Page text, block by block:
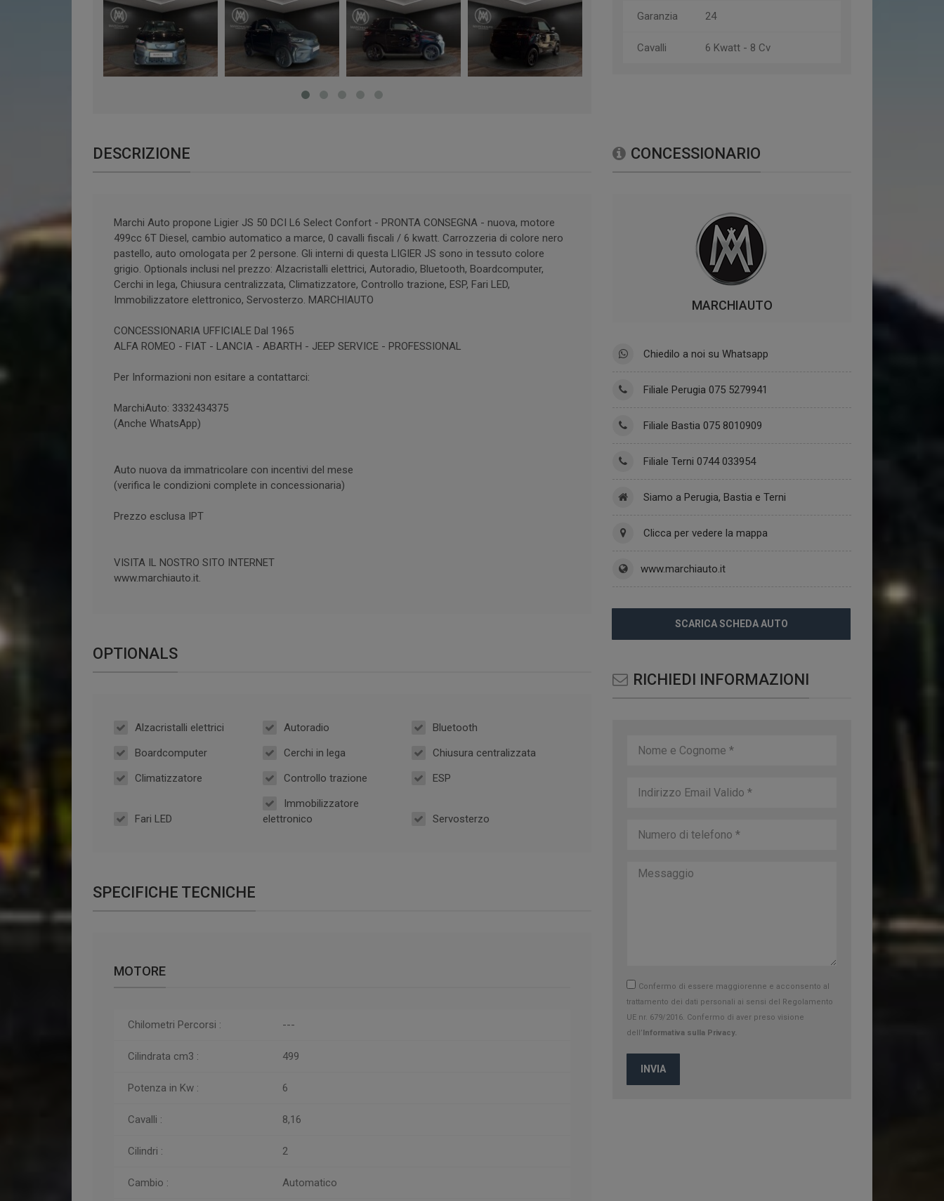
Garanzia 24
Cavalli 6 Kwatt - 8 Cv
DESCRIZIONE
Marchi Auto propone Ligier JS 50 DCI L6 Select Confort - PRONTA CONSEGNA - nuova, motore
499cc 6T Diesel, cambio automatico a marce, 0 cavalli fiscali / 6 kwatt. Carrozzeria di colore nero
pastello, auto omologata per 2 persone. Gli interni di questa LIGIER JS sono in tessuto colore
grigio. Optionals inclusi nel prezzo: Alzacristalli elettrici, Autoradio, Bluetooth, Boardcomputer,
Cerchi in lega, Chiusura centralizzata, Climatizzatore, Controllo trazione, ESP, Fari LED,
Immobilizzatore elettronico, Servosterzo. MARCHIAUTO
CONCESSIONARIA UFFICIALE Dal 1965
ALFA ROMEO - FIAT - LANCIA - ABARTH - JEEP SERVICE - PROFESSIONAL
Per Informazioni non esitare a contattarci:
MarchiAuto: 3332434375
(Anche WhatsApp)
Auto nuova da immatricolare con incentivi del mese
(verifica le condizioni complete in concessionaria)
Prezzo esclusa IPT
VISITA IL NOSTRO SITO INTERNET
www.marchiauto.it.
OPTIONALS
Alzacristalli elettrici Autoradio
Bluetooth
Boardcomputer
Cerchi in lega
Chiusura centralizzata
Climatizzatore
Controllo trazione ESP
Fari LED
Immobilizzatore
elettronico
Servosterzo
SPECIFICHE TECNICHE
MOTORE
Chilometri Percorsi : ---
Cilindrata cm3 : 499
Potenza in Kw : 6
Cavalli : 8,16
Cilindri : 2
Cambio : Automatico
CONCESSIONARIO
MARCHIAUTO
Chiedilo a noi su Whatsapp
Filiale Perugia 075 5279941
Filiale Bastia 075 8010909
Filiale Terni 0744 033954
Siamo a Perugia, Bastia e Terni
Clicca per vedere la mappa
www.marchiauto.it
SCARICA SCHEDA AUTO
RICHIEDI INFORMAZIONI
Confermo di essere maggiorenne e acconsento al
trattamento dei dati personali ai sensi del Regolamento
UE nr. 679/2016. Confermo di aver preso visione
dell’ Informativa sulla Privacy.
INVIA